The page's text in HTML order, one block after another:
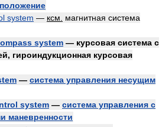
system — ксм.
магнитная система
system — курсовая система с
гироиндукционная курсовая
— система управления несущим
system — система управления с
маневренности